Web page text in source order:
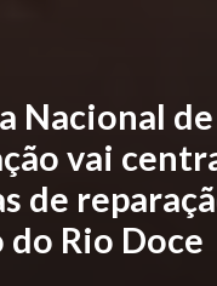
Nacional de
vai
de
Rio Doce